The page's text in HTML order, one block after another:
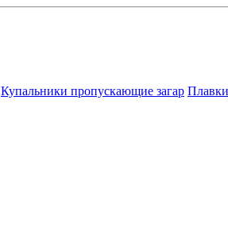
Купальники пропускающие загар Плавки